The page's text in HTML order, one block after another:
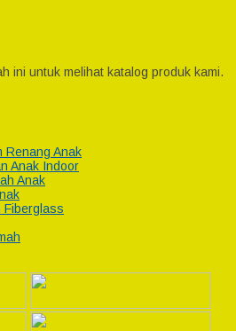
ini untuk melihat katalog produk kami.